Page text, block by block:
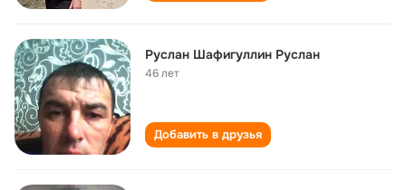
Руслан Шафигуллин Руслан
46 лет
Добавить в друзья